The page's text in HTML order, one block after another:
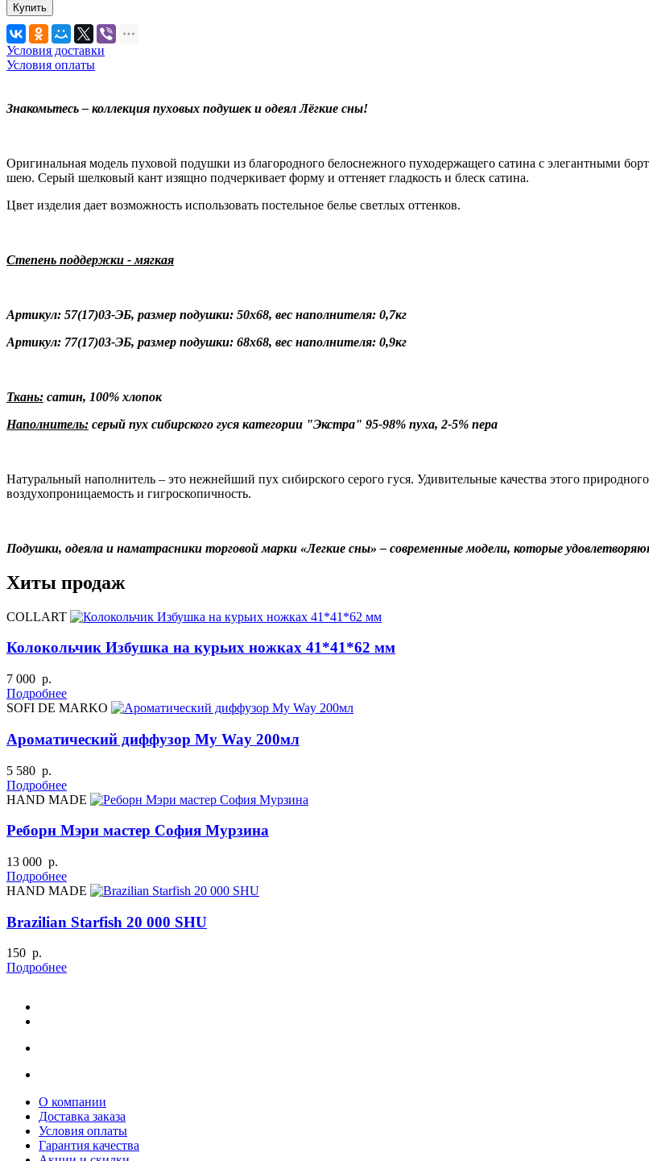
Купить
Условия доставки
Условия оплаты
Знакомьтесь – коллекция пуховых подушек и одеял Лёгкие сны!
Оригинальная модель пуховой подушки из благородного белоснежного пуходержащего сатина с элегантными
шею. Серый шелковый кант изящно подчеркивает форму и оттеняет гладкость и блеск сатина.
Цвет изделия дает возможность использовать постельное белье светлых оттенков.
Степень поддержки - мягкая
Артикул: 57(17)03-ЭБ, размер подушки: 50х68, вес наполнителя: 0,7кг
Артикул: 77(17)03-ЭБ, размер подушки: 68х68, вес наполнителя: 0,9кг
Ткань: сатин, 100% хлопок
Наполнитель: серый пух сибирского гуся категории "Экстра" 95-98% пуха, 2-5% пера
Натуральный наполнитель – это нежнейший пух сибирского серого гуся. Удивительные качества этого
воздухопроницаемость и гигроскопичность.
Подушки, одеяла и наматрасники торговой марки «Легкие сны» – современные модели, которые
Хиты продаж
COLLART
Колокольчик Избушка на курьих ножках 41*41*62 мм
7 000 р.
Подробнее
SOFI DE MARKO
Ароматический диффузор My Way 200мл
5 580 р.
Подробнее
HAND MADE
Реборн Мэри мастер София Мурзина
13 000 р.
Подробнее
HAND MADE
Brazilian Starfish 20 000 SHU
150 р.
Подробнее
О компании
Доставка заказа
Условия оплаты
Гарантия качества